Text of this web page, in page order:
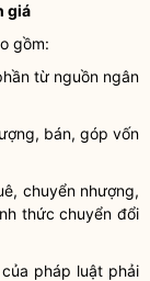
giá
gồm:
từ nguồn ngân
bán, góp vốn
chuyển nhượng,
thức chuyển đổi
pháp luật phải